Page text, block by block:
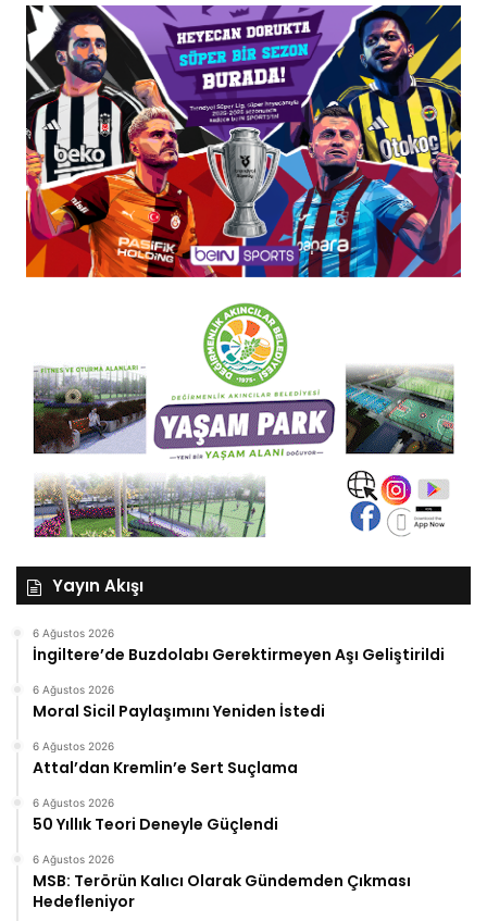
Yayın Akışı
6 Ağustos 2026
İngiltere’de Buzdolabı Gerektirmeyen Aşı Geliştirildi
6 Ağustos 2026
Moral Sicil Paylaşımını Yeniden İstedi
6 Ağustos 2026
Attal’dan Kremlin’e Sert Suçlama
6 Ağustos 2026
50 Yıllık Teori Deneyle Güçlendi
6 Ağustos 2026
MSB: Terörün Kalıcı Olarak Gündemden Çıkması
Hedefleniyor